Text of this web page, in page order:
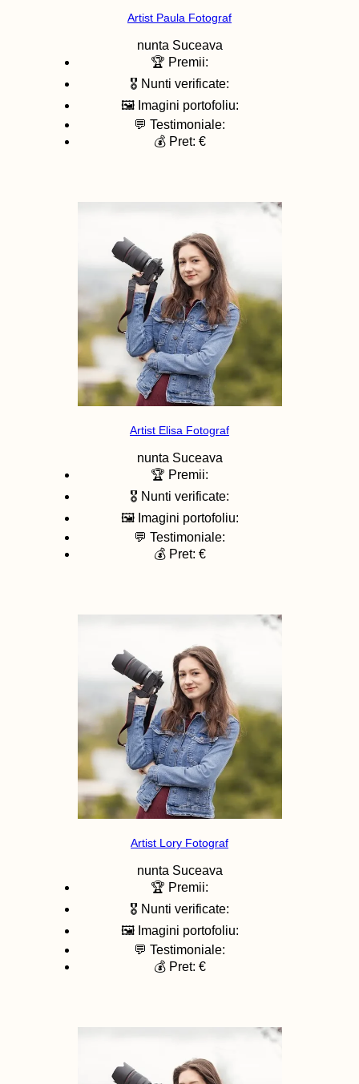
Artist Paula Fotograf
nunta Suceava
🏆 Premii:
🎖️ Nunti verificate:
🖼️ Imagini portofoliu:
💬 Testimoniale:
💰 Pret: €
Artist Elisa Fotograf
nunta Suceava
🏆 Premii:
🎖️ Nunti verificate:
🖼️ Imagini portofoliu:
💬 Testimoniale:
💰 Pret: €
Artist Lory Fotograf
nunta Suceava
🏆 Premii:
🎖️ Nunti verificate:
🖼️ Imagini portofoliu:
💬 Testimoniale:
💰 Pret: €